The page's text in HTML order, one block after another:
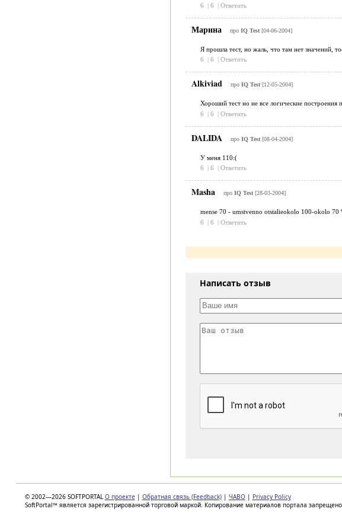
6
| 6 | Ответить
Марина про IQ Test [04-06-2004]
Я прошла тест, но жаль, что там нет значений,
6
| 6 | Ответить
Alkiviad про IQ Test [12-05-2004]
Хороший тест но не все логические
6
| 6 | Ответить
DALIDA про IQ Test [08-04-2004]
У меня 110:(
6
| 6 | Ответить
Masha про IQ Test [28-03-2004]
mense 70 - umstvenno otstalieokolo 100-okolo
6
| 6 | Ответить
Написать отзыв
© 2002—2026 SOFTPORTAL О проекте | Обратная связь (Feedback) | ЧАВО | Privacy Policy
SoftPortal™ является зарегистрированной торговой маркой. Копирование материалов портала запрещено.